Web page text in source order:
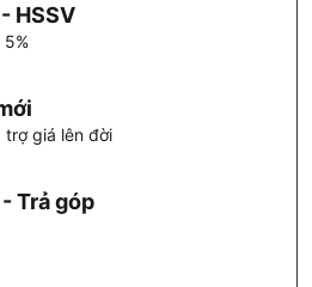
HSSV
5%
trợ giá lên đời
Trả góp